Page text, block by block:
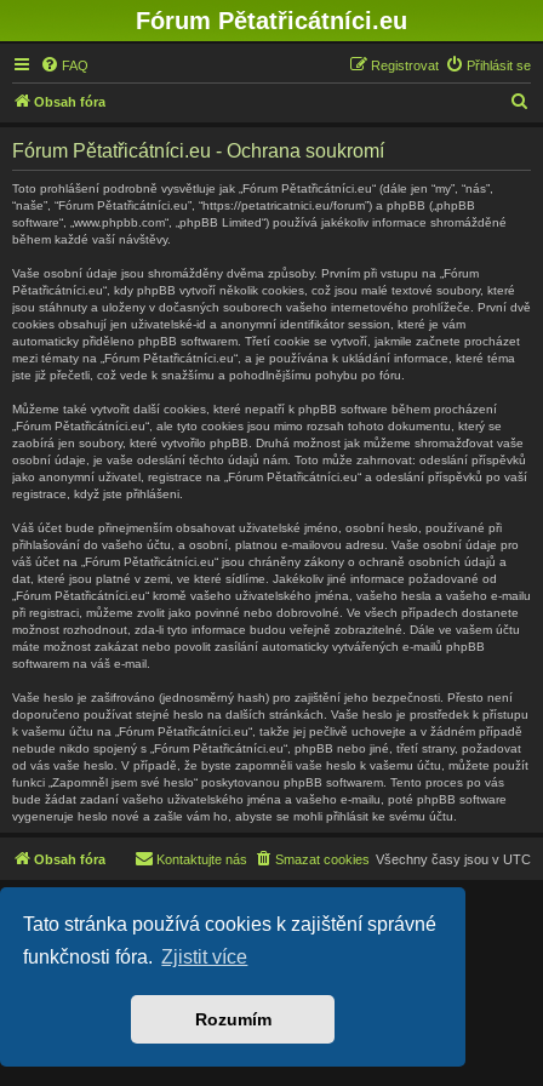
Tato stránka používá cookies k zajištění správné
funkčnosti fóra. Zjistit více
Rozumím
Fórum Pětatřicátníci.eu
FAQ Přihlásit se
Registrovat
Obsah fóra
Fórum Pětatřicátníci.eu - Ochrana soukromí
Toto prohlášení podrobně vysvětluje jak „Fórum Pětatřicátníci.eu“ (dále jen “my”, “nás”,
“naše”, “Fórum Pětatřicátníci.eu”, “https://petatricatnici.eu/forum”) a phpBB („phpBB
software“, „www.phpbb.com“, „phpBB Limited“) používá jakékoliv informace shromážděné
během každé vaší návštěvy.
Vaše osobní údaje jsou shromážděny dvěma způsoby. Prvním při vstupu na „Fórum
Pětatřicátníci.eu“, kdy phpBB vytvoří několik cookies, což jsou malé textové soubory, které
jsou stáhnuty a uloženy v dočasných souborech vašeho internetového prohlížeče. První dvě
cookies obsahují jen uživatelské-id a anonymní identifikátor session, které je vám
automaticky přiděleno phpBB softwarem. Třetí cookie se vytvoří, jakmile začnete procházet
mezi tématy na „Fórum Pětatřicátníci.eu“, a je používána k ukládání informace, které téma
jste již přečetli, což vede k snažšímu a pohodlnějšímu pohybu po fóru.
Můžeme také vytvořit další cookies, které nepatří k phpBB software během procházení
„Fórum Pětatřicátníci.eu“, ale tyto cookies jsou mimo rozsah tohoto dokumentu, který se
zaobírá jen soubory, které vytvořilo phpBB. Druhá možnost jak můžeme shromažďovat vaše
osobní údaje, je vaše odeslání těchto údajů nám. Toto může zahrnovat: odeslání příspěvků
jako anonymní uživatel, registrace na „Fórum Pětatřicátníci.eu“ a odeslání příspěvků po vaší
registrace, když jste přihlášeni.
Váš účet bude přinejmenším obsahovat uživatelské jméno, osobní heslo, používané při
přihlašování do vašeho účtu, a osobní, platnou e-mailovou adresu. Vaše osobní údaje pro
váš účet na „Fórum Pětatřicátníci.eu“ jsou chráněny zákony o ochraně osobních údajů a
dat, které jsou platné v zemi, ve které sídlíme. Jakékoliv jiné informace požadované od
„Fórum Pětatřicátníci.eu“ kromě vašeho uživatelského jména, vašeho hesla a vašeho e-mailu
při registraci, můžeme zvolit jako povinné nebo dobrovolné. Ve všech případech dostanete
možnost rozhodnout, zda-li tyto informace budou veřejně zobrazitelné. Dále ve vašem účtu
máte možnost zakázat nebo povolit zasílání automaticky vytvářených e-mailů phpBB
softwarem na váš e-mail.
Vaše heslo je zašifrováno (jednosměrný hash) pro zajištění jeho bezpečnosti. Přesto není
doporučeno používat stejné heslo na dalších stránkách. Vaše heslo je prostředek k přístupu
k vašemu účtu na „Fórum Pětatřicátníci.eu“, takže jej pečlivě uchovejte a v žádném případě
nebude nikdo spojený s „Fórum Pětatřicátníci.eu“, phpBB nebo jiné, třetí strany, požadovat
od vás vaše heslo. V případě, že byste zapomněli vaše heslo k vašemu účtu, můžete použít
funkci „Zapomněl jsem své heslo“ poskytovanou phpBB softwarem. Tento proces po vás
bude žádat zadaní vašeho uživatelského jména a vašeho e-mailu, poté phpBB software
vygeneruje heslo nové a zašle vám ho, abyste se mohli přihlásit ke svému účtu.
Obsah fóra Všechny časy jsou v UTC
Smazat cookies
Kontaktujte nás
Co-Author: MannixMD
Český překlad –